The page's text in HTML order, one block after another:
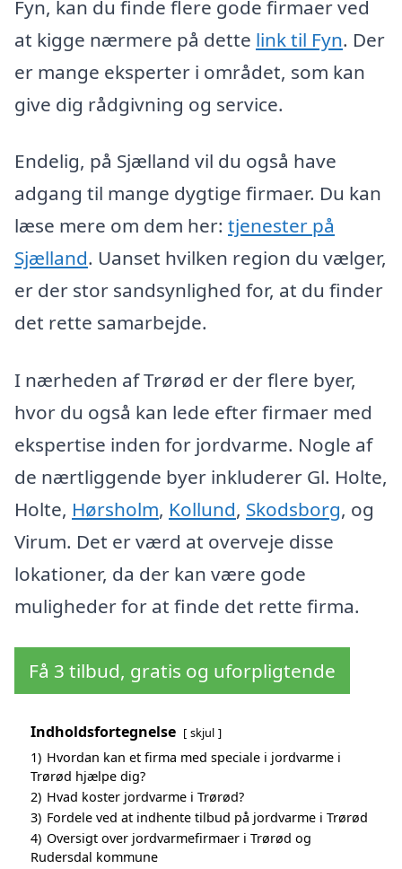
Fyn, kan du finde flere gode firmaer ved
at kigge nærmere på dette link til Fyn. Der
er mange eksperter i området, som kan
give dig rådgivning og service.
Endelig, på Sjælland vil du også have
adgang til mange dygtige firmaer. Du kan
læse mere om dem her: tjenester på
Sjælland. Uanset hvilken region du vælger,
er der stor sandsynlighed for, at du finder
det rette samarbejde.
I nærheden af Trørød er der flere byer,
hvor du også kan lede efter firmaer med
ekspertise inden for jordvarme. Nogle af
de nærtliggende byer inkluderer Gl. Holte,
Holte, Hørsholm, Kollund, Skodsborg, og
Virum. Det er værd at overveje disse
lokationer, da der kan være gode
muligheder for at finde det rette firma.
Få 3 tilbud, gratis og uforpligtende
Indholdsfortegnelse skjul
1) Hvordan kan et firma med speciale i jordvarme i
Trørød hjælpe dig?
2) Hvad koster jordvarme i Trørød?
3) Fordele ved at indhente tilbud på jordvarme i Trørød
4) Oversigt over jordvarmefirmaer i Trørød og
Rudersdal kommune